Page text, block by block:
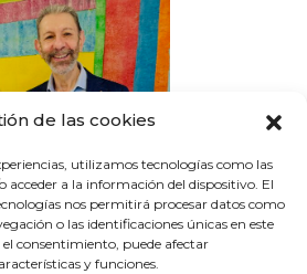
de las cookies
utilizamos tecnologías como las
acceder a la información del dispositivo. El
nos permitirá procesar datos como
o las identificaciones únicas en este
consentimiento, puede afectar
y funciones.
Vlachou, alumna